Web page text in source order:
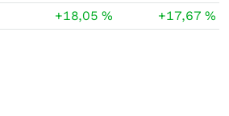
+18,05% +17,67%